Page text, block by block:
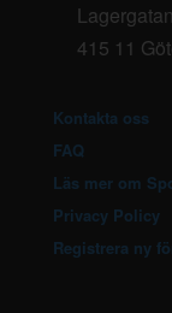
415 11
Kontakta oss
FAQ
Läs mer om
Privacy Policy
Registrera ny